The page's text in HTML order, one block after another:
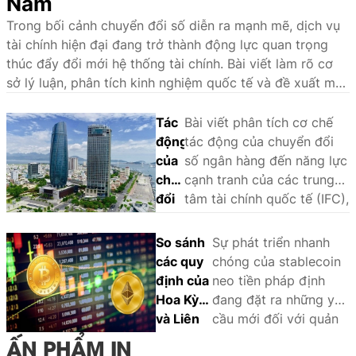
Trong bối cảnh chuyển đổi số diễn ra mạnh mẽ, dịch vụ
tài chính hiện đại đang trở thành động lực quan trọng
thúc đẩy đổi mới hệ thống tài chính. Bài viết làm rõ cơ
sở lý luận, phân tích kinh nghiệm quốc tế và đề xuất một
chính hiện đại tại Việt Nam.
Tác
động
của
chuyển
đổi
ngân
hàng
đến
năng
lực
Bài viết phân tích cơ chế
tác động của chuyển đổi
số ngân hàng đến năng lực
cạnh tranh của các trung
tâm tài chính quốc tế (IFC),
phân tích so sánh định tính
(QCA) trên một số trường
hợp tại châu Á - Thái Bình
Dương là Singapore, Hồng
Kông, Tokyo, Thượng Hải,
Seoul và Sydney. Khung
So sánh
các quy
định của
Hoa Kỳ
và Liên
Sự phát triển nhanh
chóng của stablecoin
neo tiền pháp định
đang đặt ra những yêu
cầu mới đối với quản
ẤN PHẨM IN